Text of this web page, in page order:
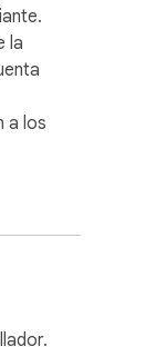
la
a los